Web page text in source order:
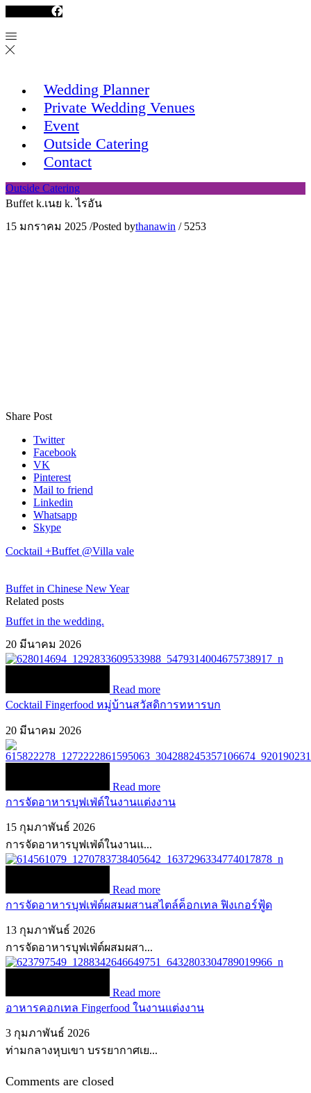
Wedding Planner
Private Wedding Venues
Event
Outside Catering
Contact
Outside Catering
Buffet k.เนย k. ไรอัน
15 มกราคม 2025 /Posted bythanawin / 5253
Share Post
Twitter
Facebook
VK
Pinterest
Mail to friend
Linkedin
Whatsapp
Skype
Cocktail +Buffet @Villa vale
Buffet in Chinese New Year
Related posts
Buffet in the wedding.
20 มีนาคม 2026
Read more
Cocktail Fingerfood หมู่บ้านสวัสดิการทหารบก
20 มีนาคม 2026
Read more
การจัดอาหารบุฟเฟ่ต์ในงานแต่งงาน
15 กุมภาพันธ์ 2026
การจัดอาหารบุฟเฟ่ต์ในงานแ...
Read more
การจัดอาหารบุฟเฟ่ต์ผสมผสานสไตล์ค็อกเทล ฟิงเกอร์ฟู้ด
13 กุมภาพันธ์ 2026
การจัดอาหารบุฟเฟ่ต์ผสมผสา...
Read more
อาหารคอกเทล Fingerfood ในงานแต่งงาน
3 กุมภาพันธ์ 2026
ท่ามกลางหุบเขา บรรยากาศเย...
Comments are closed